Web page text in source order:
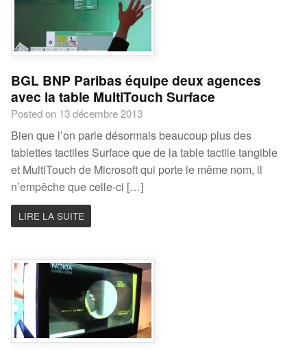
BGL BNP Paribas équipe deux agences
avec la table MultiTouch Surface
Posted on 13 décembre 2013
Bien que l’on parle désormais beaucoup plus des
tablettes tactiles Surface que de la table tactile tangible
et MultiTouch de Microsoft qui porte le même nom, il
n’empêche que celle-ci […]
LIRE LA SUITE